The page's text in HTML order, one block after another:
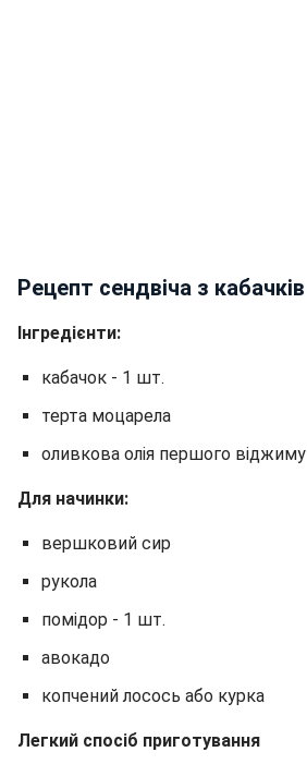
Рецепт сендвіча з кабачків
Інгредієнти:
кабачок - 1 шт.
терта моцарела
оливкова олія першого віджиму
Для начинки:
вершковий сир
рукола
помідор - 1 шт.
авокадо
копчений лосось або курка
Легкий спосіб приготування